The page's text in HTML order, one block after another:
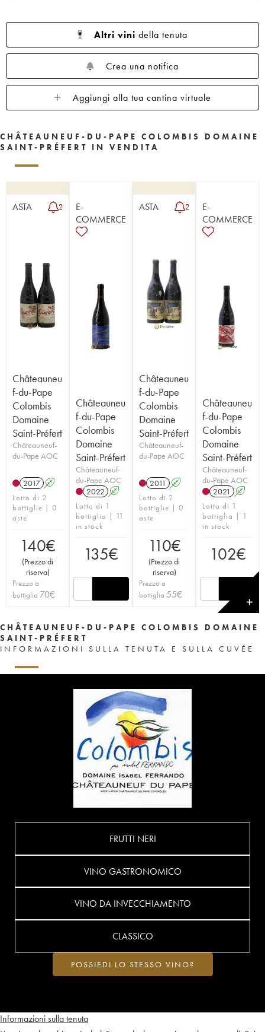
Altri vini della tenuta
Crea una notifica
Aggiungi alla tua cantina virtuale
CHÂTEAUNEUF-DU-PAPE COLOMBIS DOMAINE
SAINT-PRÉFERT IN VENDITA
ASTA 2
Châteauneu
f-du-Pape
Colombis
Domaine
Saint-Préfert
Châteauneuf-
du-Pape AOC
2017 A
Lotto di 2
bottiglie | 0
aste
140€
(Prezzo di
riserva)
Prezzo a
bottiglia 70€
E-
COMMERCE
Châteauneu
f-du-Pape
Colombis
Domaine
Saint-Préfert
Châteauneuf-
du-Pape AOC
2022 A
Lotto di 1
bottiglia | 11
in stock
135€
ASTA 2
Châteauneu
f-du-Pape
Colombis
Domaine
Saint-Préfert
Châteauneuf-
du-Pape AOC
2011 A
Lotto di 2
bottiglie | 0
aste
110€
(Prezzo di
riserva)
Prezzo a
bottiglia 55€
E-
COMMERCE
Châteauneu
f-du-Pape
Colombis
Domaine
Saint-Préfert
Châteauneuf-
du-Pape AOC
2021
A
Lotto di 1
bottiglia | 1
in stock
102€
✕
CHÂTEAUNEUF-DU-PAPE COLOMBIS DOMAINE
SAINT-PRÉFERT
INFORMAZIONI SULLA TENUTA E SULLA CUVÉE
Informazioni sulla tenuta
FRUTTI NERI
VINO GASTRONOMICO
VINO DA INVECCHIAMENTO
CLASSICO
POSSIEDI LO STESSO VINO?